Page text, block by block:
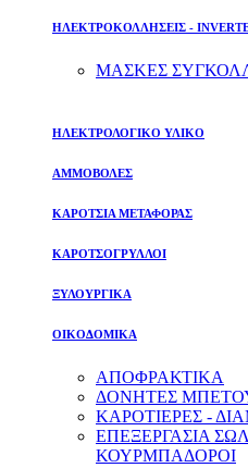
ΗΛΕΚΤΡΟΚΟΛΛΗΣΕΙΣ -
ΜΑΣΚΕΣ
ΗΛΕΚΤΡΟΛΟΓΙΚΟ ΥΛΙΚΟ
ΑΜΜΟΒΟΛΕΣ
ΚΑΡΟΤΣΙΑ ΜΕΤΑΦΟΡΑΣ
ΚΑΡΟΤΣΟΓΡΥΛΛΟΙ
ΞΥΛΟΥΡΓΙΚΑ
ΟΙΚΟΔΟΜΙΚΑ
ΑΠΟΦΡΑΚΤΙΚΑ
ΔΟΝΗΤΕΣ
ΚΑΡΟΤΙΕΡΕΣ -
ΕΠΕΞΕΡΓΑΣΙΑ
ΚΟΥΡΜΠΑΔΟΡΟΙ